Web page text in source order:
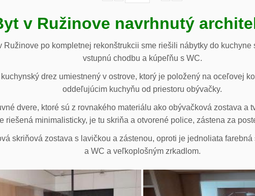
v Ružinove navrhnutý
Ružinove po kompletnej rekonštrukcii sme riešili nábytky do
vstupnú chodbu a kúpeľňu s WC.
drez umiestnený v ostrove, ktorý je položený na oceľovej
oddeľujúcim kuchyňu od priestoru obývačky.
dvere, ktoré sú z rovnakého materiálu ako obývačková zostava a
riešená minimalisticky, je tu skriňa a otvorené police, zástena za
skriňová zostava s lavičkou a zástenou, oproti je jednoliata
a WC a veľkoplošným zrkadlom.